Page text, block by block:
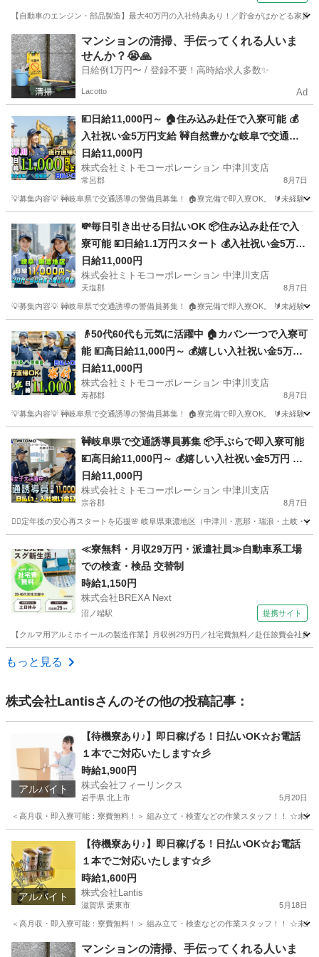
【自動車のエンジン・部品製造】最大40万円の入社特典あり！／貯金がはかどる家
北海道 苫小牧市 沼ノ端駅 その他
マンションの清掃、手伝ってくれる人いま
せんか？😭🙏
日給例1万円〜 / 登録不要！高時給求人多数✨
Lacotto Ad
💴日給11,000円～ 🏠住み込み赴任で入寮可能 💰
入社祝い金5万円支給 🚧自然豊かな岐阜で交通誘
導 ✈️赴任旅費は会社が補助 🔰未経験大歓迎の充実
研修 💻スマホで簡単Web面接 👫カップルや夫婦で
の赴任歓迎
日給11,000円
株式会社ミトモコーポレーション 中津川支店
常呂郡 8月7日
💡募集内容💡 🚧岐阜県で交通誘導の警備員募集！ 🏠寮完備で即入寮OK。 🔰未経験
警備員 給料
💸毎日引き出せる日払いOK 📦住み込み赴任で入
寮可能 💴日給1.1万円スタート 💰入社祝い金5万円
あり 👮岐阜県中津川市で警備員 🚗赴任交通費補助
で遠方も安心 🔰未経験からプロを目指せる 📱スマ
ホで手軽にWeb面接
日給11,000円
株式会社ミトモコーポレーション 中津川支店
天塩郡 8月7日
💡募集内容💡 🚧岐阜県で交通誘導の警備員募集！ 🏠寮完備で即入寮OK。 🔰未経験
警備員 給料
👴50代60代も元気に活躍中 🏠カバン一つで入寮可
能 💴高日給11,000円～ 💰嬉しい入社祝い金5万円
🚧岐阜県で安定の警備スタッフ ✈️赴任旅費は会社
が補助 🔰未経験スタート全力サポート 📱全国どこ
でもWeb面接対応
日給11,000円
株式会社ミトモコーポレーション 中津川支店
寿都郡 8月7日
💡募集内容💡 🚧岐阜県で交通誘導の警備員募集！ 🏠寮完備で即入寮OK。 🔰未経験
警備員 給料
🚧岐阜県で交通誘導員募集 📦手ぶらで即入寮可能
💴高日給11,000円～ 💰嬉しい入社祝い金5万円 🚗
赴任旅費は会社が補助 🔰未経験スタート全力サポ
ート 📱全国どこでもWeb面接対応 👴50代60代も
元気に活躍中
日給11,000円
株式会社ミトモコーポレーション 中津川支店
宗谷郡 8月7日
👮‍♂️定年後の安心再スタートを応援🌸 岐阜県東濃地区（中津川・恵那・瑞浪・土岐・
警備員 給料
≪寮無料・月収29万円・派遣社員≫自動車系工場
での検査・検品 交替制
時給1,150円
株式会社BREXA Next
沼ノ端駅 提携サイト
【クルマ用アルミホイールの製造作業】月収例29万円／社宅費無料／赴任旅費会社
北海道 苫小牧市
もっと見る
株式会社Lantisさんのその他の投稿記事：
アルバイト
【待機寮あり♪】即日稼げる！日払いOK☆お電話
１本でご対応いたします☆彡
時給1,900円
株式会社フィーリンクス
岩手県 北上市 5月20日
＜高月収・即入寮可能：寮費無料！＞ 組み立て・検査などの作業スタッフ！！
軽作業 時給
アルバイト
【待機寮あり♪】即日稼げる！日払いOK☆お電話
１本でご対応いたします☆彡
時給1,600円
株式会社Lantis
滋賀県 栗東市 5月18日
＜高月収・即入寮可能：寮費無料！＞ 組み立て・検査などの作業スタッフ！！
滋賀 栗東市 工場 時給
マンションの清掃、手伝ってくれる人いま